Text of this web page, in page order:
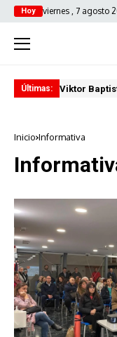
Hoy viernes , 7 agosto
Últimas: Viktor
Inicio Informativa